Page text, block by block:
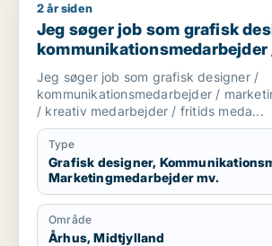
Jeg søger job som grafisk designer /
2 år siden
Jeg søger job som grafisk
kommunikationsmedarbejder
marketingmedarbejder /
medarbejder / fritids
Jeg søger job som grafisk designer /
kommunikationsmedarbejder /
/ kreativ medarbejder / fritids meda...
Type
Grafisk designer,
Marketingmedarbejder mv.
Område
Århus, Midtjylland